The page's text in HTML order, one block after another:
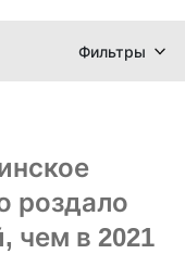
Фильтры
роздало
чем в 2021